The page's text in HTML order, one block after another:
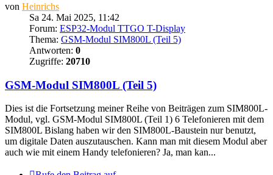
von Heinrichs
Sa 24. Mai 2025, 11:42
Forum: ESP32-Modul TTGO T-Display
Thema: GSM-Modul SIM800L (Teil 5)
Antworten: 0
Zugriffe: 20710
GSM-Modul SIM800L (Teil 5)
Dies ist die Fortsetzung meiner Reihe von Beiträgen zum SIM800L-
Modul, vgl. GSM-Modul SIM800L (Teil 1) 6 Telefonieren mit dem
SIM800L Bislang haben wir den SIM800L-Baustein nur benutzt,
um digitale Daten auszutauschen. Kann man mit diesem Modul aber
auch wie mit einem Handy telefonieren? Ja, man kan...